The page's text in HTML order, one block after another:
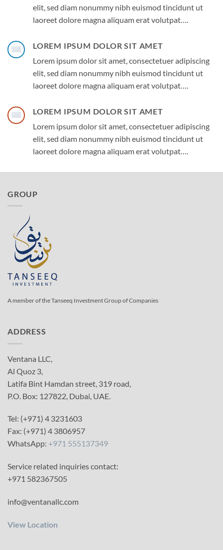
elit, sed diam nonummy nibh euismod tincidunt ut
laoreet dolore magna aliquam erat volutpat….
LOREM IPSUM DOLOR SIT AMET
Lorem ipsum dolor sit amet, consectetuer adipiscing
elit, sed diam nonummy nibh euismod tincidunt ut
laoreet dolore magna aliquam erat volutpat….
LOREM IPSUM DOLOR SIT AMET
Lorem ipsum dolor sit amet, consectetuer adipiscing
elit, sed diam nonummy nibh euismod tincidunt ut
laoreet dolore magna aliquam erat volutpat….
GROUP
A member of the Tanseeq Investment Group of Companies
ADDRESS
Ventana LLC,
Al Quoz 3,
Latifa Bint Hamdan street, 319 road,
P.O. Box: 127822, Dubai, UAE.
Tel: (+971) 4 3231603
Fax: (+971) 4 3806957
WhatsApp: +971 555137349
Service related inquiries contact:
+971 582367505
info@ventanallc.com
View Location